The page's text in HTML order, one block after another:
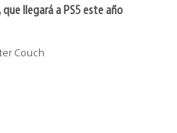
llegará a PS5 este año
Couch